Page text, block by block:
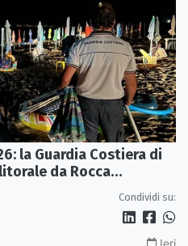
la Guardia Costiera di
da Rocca
Condividi su:
Ieri